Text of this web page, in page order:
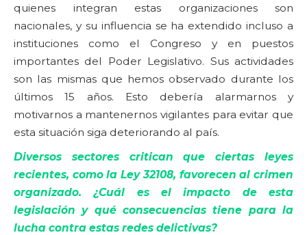
quienes integran estas organizaciones son
nacionales, y su influencia se ha extendido incluso a
instituciones como el Congreso y en puestos
importantes del Poder Legislativo. Sus actividades
son las mismas que hemos observado durante los
últimos 15 años. Esto debería alarmarnos y
motivarnos a mantenernos vigilantes para evitar que
esta situación siga deteriorando al país.
Diversos sectores critican que ciertas leyes
recientes, como la Ley 32108, favorecen al crimen
organizado. ¿Cuál es el impacto de esta
legislación y qué consecuencias tiene para la
lucha contra estas redes delictivas?